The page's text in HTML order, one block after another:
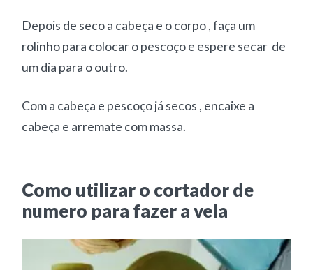
Depois de seco a cabeça e o corpo , faça um
rolinho para colocar o pescoço e espere secar de
um dia para o outro.
Com a cabeça e pescoço já secos , encaixe a
cabeça e arremate com massa.
Como utilizar o cortador de
numero para fazer a vela